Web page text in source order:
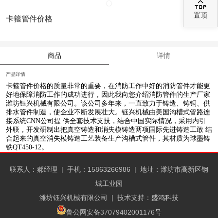

置顶
卡箍管件价格
商品 详情
产品详情
卡箍管件价格的质量非常的重要，在消防工作中好的消防管件才能更
好地保障消防工作的成功进行，因此我向您介绍消防管件的生产厂家
潍坊钰兴机械有限公司。该公司多年来，一直致力于铸造、铸铜、供
排水管件制造，使企业不断发展壮大。钰兴机械由美国沟槽式管路连
接系统CNN公司提 供全套技术支技，结合中国实际情况，采用内引
外联，开发研制出把真空铸造和消失模铸造两项国际先进铸造工敢 结
合起来的真空消失模铸造工艺装备生产沟槽式管件，其材质为球墨铸
铁QT450-12。
联系人：郝经理 | 手机：15863266986 | 地址：潍坊市高新区钢
城工业园
潍坊钰兴机械有限公司
| 技术支持： 盛鸿科技
鲁公网安备37079402001176号